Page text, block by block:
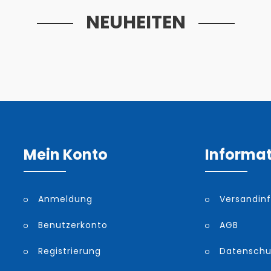
NEUHEITEN
Mein Konto
Anmeldung
Benutzerkonto
Registrierung
AGB